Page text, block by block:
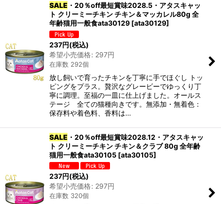
SALE ・20％off最短賞味2028.5・アタスキャッ
ト クリーミーチキン チキン＆マッカレル80g 全
年齢猫用一般食ata30129 [ata30129]
237円(税込)
希望小売価格: 297円
在庫数 292個
放し飼いで育ったチキンを丁寧に手でほぐし トッ
ピングをプラス。贅沢なグレービーでゆっくり丁
寧に調理。至福の一皿に仕上げました。オールス
テージ 全ての猫種向きです。無添加・無着色：
保存料や着色料、香料は…
SALE ・20％off最短賞味2028.12・アタスキャッ
ト クリーミーチキン チキン＆クラブ 80g 全年齢
猫用一般食ata30105 [ata30105]
237円(税込)
希望小売価格: 297円
在庫数 320個